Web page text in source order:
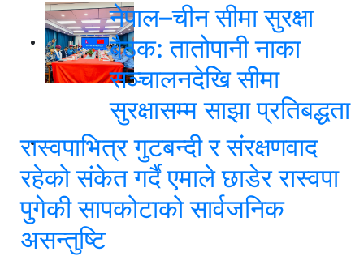
नेपाल–चीन सीमा सुरक्षा
बैठक: तातोपानी नाका
सञ्चालनदेखि सीमा
सुरक्षासम्म साझा प्रतिबद्धता
रास्वपाभित्र गुटबन्दी र संरक्षणवाद
रहेको संकेत गर्दै एमाले छाडेर रास्वपा
पुगेकी सापकोटाको सार्वजनिक
असन्तुष्टि